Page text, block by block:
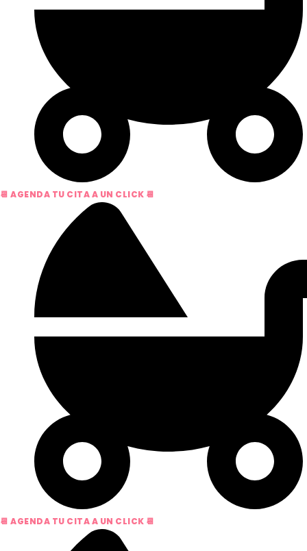
📆 AGENDA TU CITA A UN CLICK 📆
📆 AGENDA TU CITA A UN CLICK 📆